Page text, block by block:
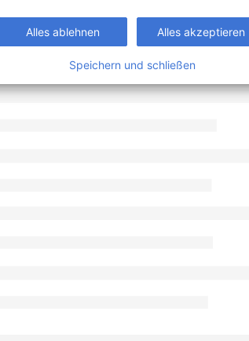
Alles ablehnen Alles akzeptieren
Speichern und schließen